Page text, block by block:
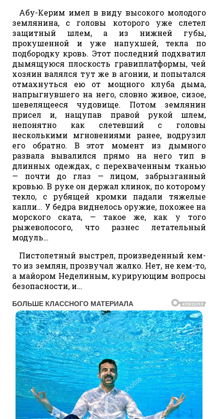
Абу-Керим имел в виду высокого молодого
землянина, с головы которого уже слетел
защитный шлем, а из нижней губы,
прокушенной и уже напухшей, текла по
подбородку кровь. Этот последний подхватил
дымящуюся плоскость гравиплатформы, чей
хозяин валялся тут же в агонии, и попытался
отмахнуться ею от мощного клуба дыма,
напрыгнувшего на него, словно живое, сизое,
шевелящееся чудовище. Потом землянин
присел и, нащупав правой рукой шлем,
непонятно как слетевший с головы
несколькими мгновениями ранее, водрузил
его обратно. В этот момент из дымного
развала вывалился прямо на него тип в
длинных одеждах, с перехваченным тканью
— почти до глаз — лицом, забрызганный
кровью. В руке он держал клинок, по которому
текло, с рубящей кромки падали тяжелые
капли… У бедра виднелось оружие, похожее на
морского ската, — такое же, как у того
рыжеволосого, что разнес летательный
модуль…
Пистолетный выстрел, произведенный кем-
то из землян, прозвучал жалко. Нет, не кем-то,
а майором Неделиным, курирующим вопросы
безопасности, и…